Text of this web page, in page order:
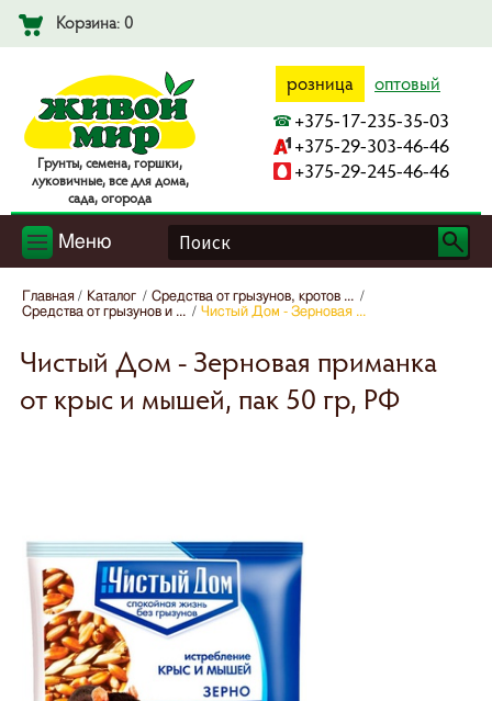
Корзина: 0
Гpyнты, ceмeнa, гopшки,
лyкoвичныe, вce для дoмa,
caдa, oгopoдa
розница оптовый
+375-17-235-35-03
+375-29-303-46-46
+375-29-245-46-46
Меню
Главная Каталог
Средства от грызунов, кротов ...
Средства от грызунов и ...
Чистый Дом - Зерновая ...
Чистый Дом - Зерновая приманка
от крыс и мышей, пак 50 гр, РФ